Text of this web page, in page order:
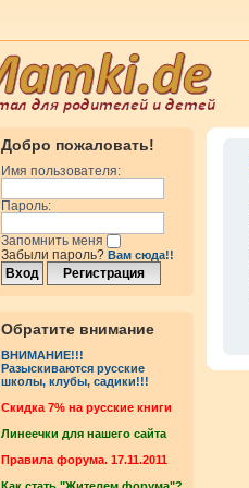
Добро пожаловать!
Имя пользователя:
Пароль:
Запомнить меня
Забыли пароль? Вам сюда!!
Обратите внимание
ВНИМАНИЕ!!!
Разыскиваются русские
школы, клубы, садики!!!
Cкидка 7% на русские книги
Линеечки для нашего сайта
Правила форума. 17.11.2011